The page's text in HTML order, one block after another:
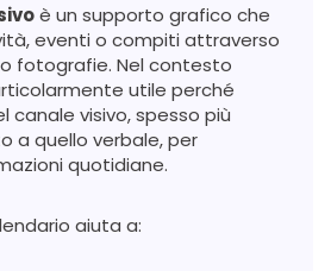
è un supporto grafico che
eventi o compiti attraverso
fotografie. Nel contesto
utile perché
canale visivo, spesso più
a quello verbale, per
quotidiane.
aiuta a: